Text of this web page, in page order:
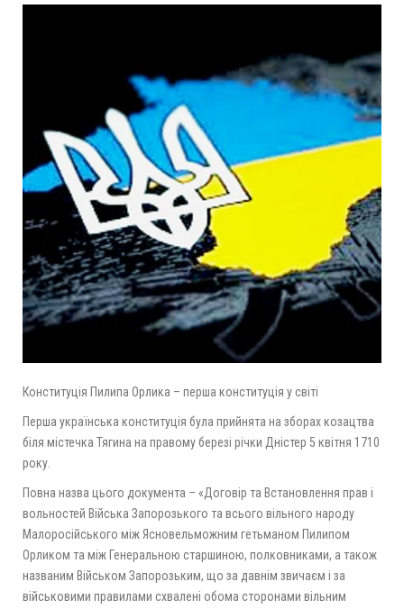
Конституція Пилипа Орлика – перша конституція у світі
Перша українська конституція була прийнята на зборах козацтва
біля містечка Тягина на правому березі річки Дністер 5 квітня 1710
року.
Повна назва цього документа – «Договір та Встановлення прав і
вольностей Війська Запорозького та всього вільного народу
Малоросійського між Ясновельможним гетьманом Пилипом
Орликом та між Генеральною старшиною, полковниками, а також
названим Військом Запорозьким, що за давнім звичаєм і за
військовими правилами схвалені обома сторонами вільним